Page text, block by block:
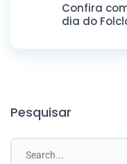
Confira
dia do
Pesquisar